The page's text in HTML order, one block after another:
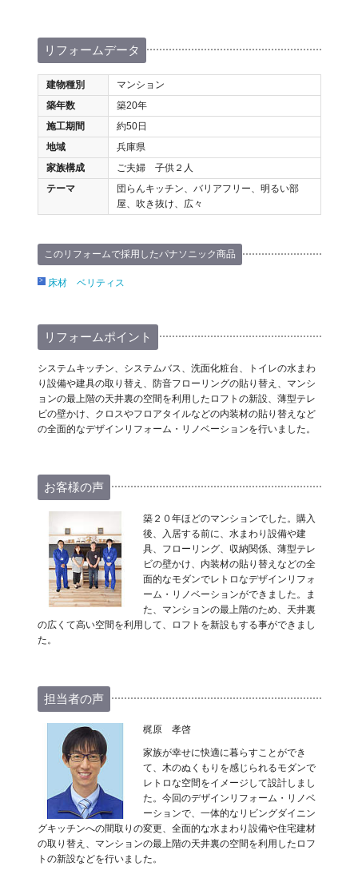
リフォームデータ
建物種別
マンション
築年数
築20年
施工期間
約50日
地域
兵庫県
家族構成
ご夫婦 子供２人
テーマ
団らんキッチン、バリアフリー、明るい部
屋、吹き抜け、広々
このリフォームで採用したパナソニック商品
床材 ベリティス
リフォームポイント
システムキッチン、システムバス、洗面化粧台、トイレの水まわ
り設備や建具の取り替え、防音フローリングの貼り替え、マンシ
ョンの最上階の天井裏の空間を利用したロフトの新設、薄型テレ
ビの壁かけ、クロスやフロアタイルなどの内装材の貼り替えなど
の全面的なデザインリフォーム・リノベーションを行いました。
お客様の声
築２０年ほどのマンションでした。購入
後、入居する前に、水まわり設備や建
具、フローリング、収納関係、薄型テレ
ビの壁かけ、内装材の貼り替えなどの全
面的なモダンでレトロなデザインリフォ
ーム・リノベーションができました。ま
た、マンションの最上階のため、天井裏
の広くて高い空間を利用して、ロフトを新設もする事ができまし
た。
担当者の声
梶原 孝啓
家族が幸せに快適に暮らすことができ
て、木のぬくもりを感じられるモダンで
レトロな空間をイメージして設計しまし
た。今回のデザインリフォーム・リノベ
ーションで、一体的なリビングダイニン
グキッチンへの間取りの変更、全面的な水まわり設備や住宅建材
の取り替え、マンションの最上階の天井裏の空間を利用したロフ
トの新設などを行いました。